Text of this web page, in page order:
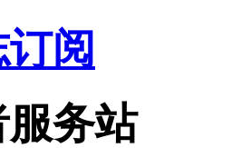
阅
务站